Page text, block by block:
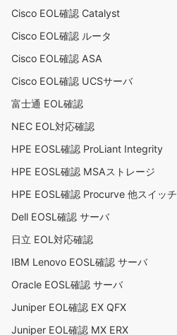
Cisco EOL確認 Catalyst
Cisco EOL確認 ルータ
Cisco EOL確認 ASA
Cisco EOL確認 UCSサーバ
富士通 EOL確認
NEC EOL対応確認
HPE EOSL確認 ProLiant Integrity
HPE EOSL確認 MSAストレージ
HPE EOSL確認 Procurve 他スイッチ
Dell EOSL確認 サーバ
日立 EOL対応確認
IBM Lenovo EOSL確認 サーバ
Oracle EOSL確認 サーバ
Juniper EOL確認 EX QFX
Juniper EOL確認 MX ERX